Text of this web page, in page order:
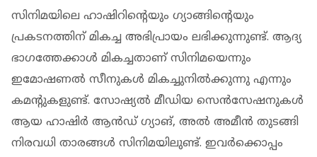
സിനിമയിലെ ഹാഷിറിന്റെയും ഗ്യാങ്ങിന്റെയും
പ്രകടനത്തിന് മികച്ച അഭിപ്രായം ലഭിക്കുന്നുണ്ട്. ആദ്യ
ഭാഗത്തേക്കാൾ മികച്ചതാണ് സിനിമയെന്നും
ഇമോഷണൽ സീനുകൾ മികച്ചുനിൽക്കുന്നു എന്നും
കമന്റുകളുണ്ട്. സോഷ്യൽ മീഡിയ സെൻസേഷനുകൾ
ആയ ഹാഷിർ ആൻഡ് ഗ്യാങ്, അൽ അമീൻ തുടങ്ങി
നിരവധി താരങ്ങൾ സിനിമയിലുണ്ട്. ഇവർക്കൊപ്പം